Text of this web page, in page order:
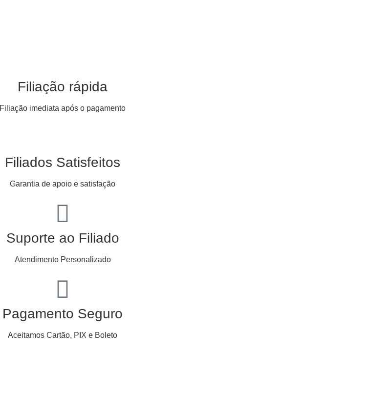
Filiação rápida
Filiação imediata após o pagamento
Filiados Satisfeitos
Garantia de apoio e satisfação
Suporte ao Filiado
Atendimento Personalizado
Pagamento Seguro
Aceitamos Cartão, PIX e Boleto